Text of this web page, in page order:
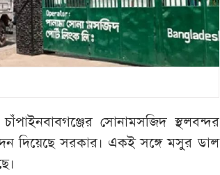
সোনামসজিদ স্থলবন্দর
দিয়েছে সরকার। একই সঙ্গে মসুর ডাল